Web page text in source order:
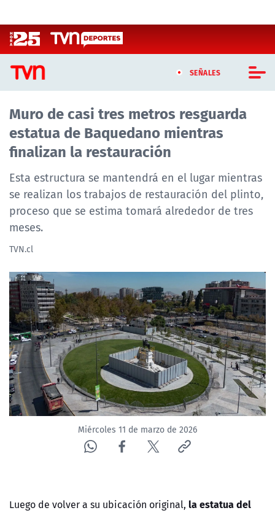
SEÑALES
CASTING MASTERCHEF CHILE
CASTING TVN VERTICAL
TVN VERTICAL
TVN PLAY
PROGRAMAS
NTV
ACTUALIDAD Y TENDENCIAS
CORPORATIVO Y TRANSPARENCIA
CANAL DE DENUNCIAS
ÁREA DE PROYECTOS
Muro de casi tres metros resguarda
estatua de Baquedano mientras
finalizan la restauración
Esta estructura se mantendrá en el lugar mientras
se realizan los trabajos de restauración del plinto,
proceso que se estima tomará alrededor de tres
meses.
TVN.cl
Miércoles 11 de marzo de 2026
Luego de volver a su ubicación original, la estatua del